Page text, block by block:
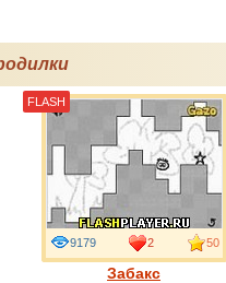
Забакс
9179 2 50
FLASH